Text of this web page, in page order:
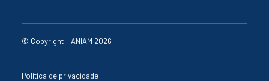
© Copyright – ANIAM 2026
Política de privacidade